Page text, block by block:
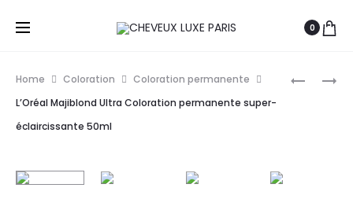
0
REDKEN
Home Coloration
Coloration permanente
L’Oréal Majiblond Ultra Coloration permanente super-
éclaircissante 50ml